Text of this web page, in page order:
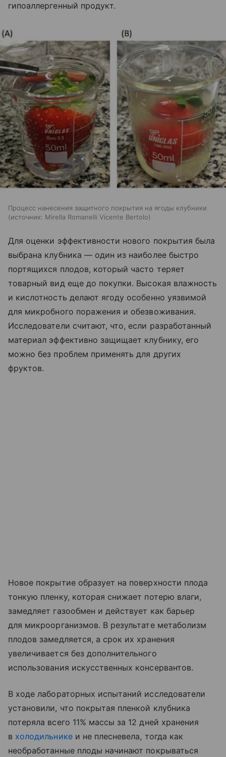
гипоаллергенный продукт.
Процесс нанесения защитного покрытия на ягоды клубники
источник: Mirella Romanelli Vicente Bertolo
Для оценки эффективности нового покрытия была
выбрана клубника — один из наиболее быстро
портящихся плодов, который часто теряет
товарный вид еще до покупки. Высокая влажность
и кислотность делают ягоду особенно уязвимой
для микробного поражения и обезвоживания.
Исследователи считают, что, если разработанный
материал эффективно защищает клубнику, его
можно без проблем применять для других
фруктов.
Новое покрытие образует на поверхности плода
тонкую пленку, которая снижает потерю влаги,
замедляет газообмен и действует как барьер
для микроорганизмов. В результате метаболизм
плодов замедляется, а срок их хранения
увеличивается без дополнительного
использования искусственных консервантов.
В ходе лабораторных испытаний исследователи
установили, что покрытая пленкой клубника
потеряла всего 11% массы за 12 дней хранения
в холодильникеи не плесневела, тогда как
необработанные плоды начинают покрываться